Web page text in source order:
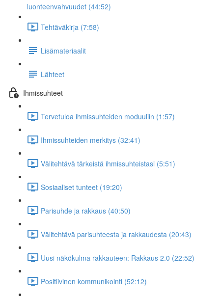
luonteenvahvuudet (44:52)
Tehtäväkirja (7:58)
Lisämateriaalit
Lähteet
Ihmissuhteet
Tervetuloa ihmissuhteiden moduuliin (1:57)
Ihmissuhteiden merkitys (32:41)
Välitehtävä tärkeistä ihmissuhteistasi (5:51)
Sosiaaliset tunteet (19:20)
Parisuhde ja rakkaus (40:50)
Välitehtävä parisuhteesta ja rakkaudesta (20:43)
Uusi näkökulma rakkauteen: Rakkaus 2.0 (22:52)
Positiivinen kommunikointi (52:12)